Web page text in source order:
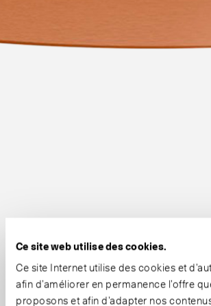
Ce site web utilise des cookies.
Ce site Internet utilise des cookies et
afin d’améliorer en permanence l’offre
proposons et afin d’adapter nos